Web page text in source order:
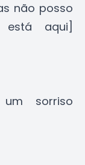
não posso
aqui]
sorriso